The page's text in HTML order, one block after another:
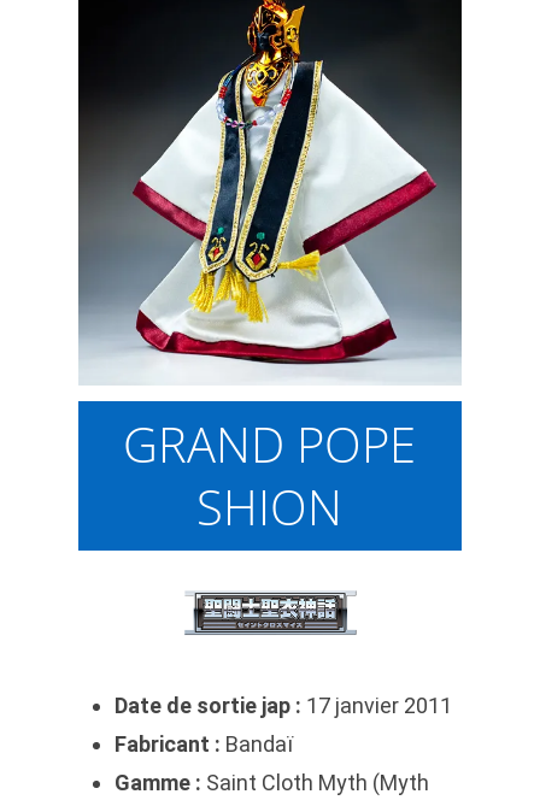
GRAND POPE
SHION
Date de sortie jap : 17 janvier 2011
Fabricant : Bandaï
Gamme : Saint Cloth Myth (Myth